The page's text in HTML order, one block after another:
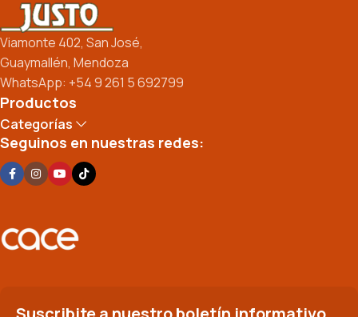
Viamonte 402, San José,
Guaymallén, Mendoza
WhatsApp: +54 9 261 5 692799
Productos
Categorías
Seguinos en nuestras redes: